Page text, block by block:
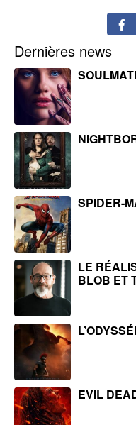
Dernières news
SPIDER-
LE
BLOB ET
EVIL